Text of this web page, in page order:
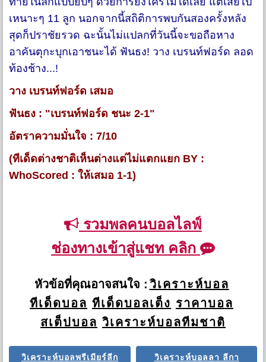
เหนาะๆ 11 ลูก นอกจากนี้สถิติการพบกันสองครั้งหลัง
สุดก็ปราชัยรวด ฉะนั้นไม่แปลกที่วันนี้จะขอถือหาง
อาคันตุกะบุกเอาชนะได้ ฟันธง! วาง เบรนท์ฟอร์ด ลอด
ท้องช้าง...!
วาง เบรนท์ฟอร์ด เสมอ
ฟันธง : "เบรนท์ฟอร์ด ชนะ 2-1"
อัตราความมั่นใจ : 7/10
(ทีเด็ดต่างชาติเห็นต่างแต่ไม่แตกแยก BY :
WhoScored : ให้เสมอ 1-1)
รวมพลคนบอลไลฟ์
ช่องทางเข้าสู่แชท คลิก
หัวข้อที่คุณอาจสนใจ : วิเคราะห์บอล
ทีเด็ดบอล ทีเด็ดบอลเต็ง ราคาบอล
สเต็ปบอล วิเคราะห์บอลทีมชาติ
วิเคราะห์บอลพรีเมียร์ลีก วิเคราะห์บอลลา ลีกา